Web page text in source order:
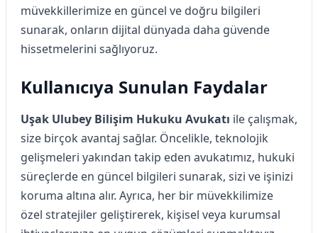
müvekkillerimize en güncel ve doğru bilgileri
sunarak, onların dijital dünyada daha güvende
hissetmelerini sağlıyoruz.
Kullanıcıya Sunulan Faydalar
Uşak Ulubey Bilişim Hukuku Avukatı ile çalışmak,
size birçok avantaj sağlar. Öncelikle, teknolojik
gelişmeleri yakından takip eden avukatımız, hukuki
süreçlerde en güncel bilgileri sunarak, sizi ve işinizi
koruma altına alır. Ayrıca, her bir müvekkilimize
özel stratejiler geliştirerek, kişisel veya kurumsal